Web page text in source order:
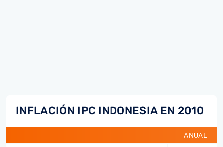
INFLACIÓN IPC INDONESIA EN 2010
ANUAL